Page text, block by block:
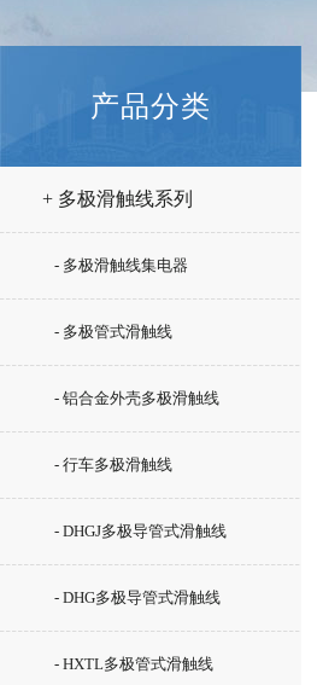
产品分类
+ 多极滑触线系列
- 多极滑触线集电器
- 多极管式滑触线
- 铝合金外壳多极滑触线
- 行车多极滑触线
- DHGJ多极导管式滑触线
- DHG多极导管式滑触线
- HXTL多极管式滑触线